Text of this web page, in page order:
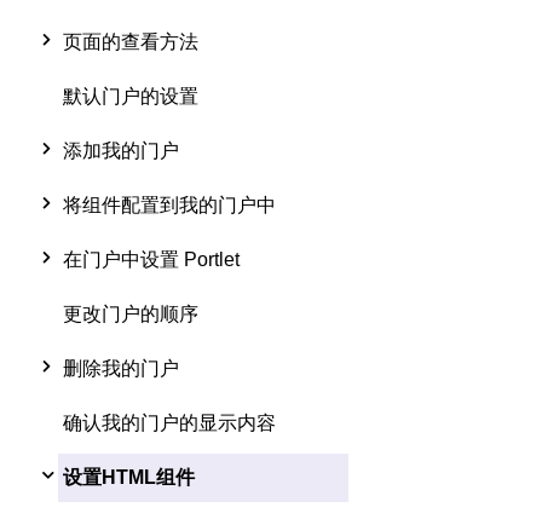
页面的查看方法
默认门户的设置
添加我的门户
将组件配置到我的门户中
在门户中设置 Portlet
更改门户的顺序
删除我的门户
确认我的门户的显示内容
设置HTML组件